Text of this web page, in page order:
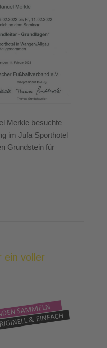
Merkle besuchte
im Jufa Sporthotel
Grundstein für
ein voller